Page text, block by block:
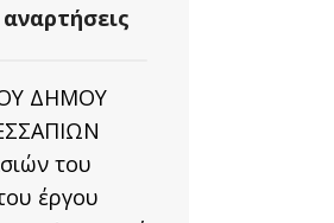
ΔΗΜΟΥ
του
έργου